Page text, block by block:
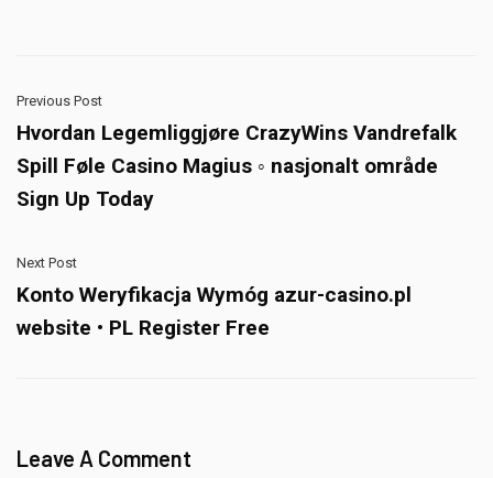
Previous Post
Hvordan Legemliggjøre CrazyWins Vandrefalk
Spill Føle Casino Magius ◦ nasjonalt område
Sign Up Today
Next Post
Konto Weryfikacja Wymóg azur-casino.pl
website • PL Register Free
Leave A Comment